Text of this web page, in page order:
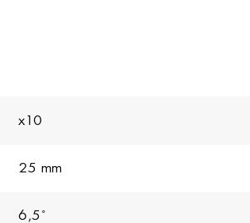
x10
25 mm
6,5˚